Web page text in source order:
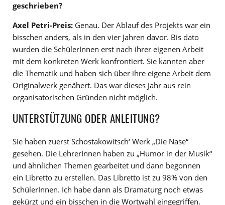
geschrieben?
Axel Petri-Preis: Genau. Der Ablauf des Projekts war ein
bisschen anders, als in den vier Jahren davor. Bis dato
wurden die SchülerInnen erst nach ihrer eigenen Arbeit
mit dem konkreten Werk konfrontiert. Sie kannten aber
die Thematik und haben sich über ihre eigene Arbeit dem
Originalwerk genähert. Das war dieses Jahr aus rein
organisatorischen Gründen nicht möglich.
UNTERSTÜTZUNG ODER ANLEITUNG?
Sie haben zuerst Schostakowitsch‘ Werk „Die Nase“
gesehen. Die LehrerInnen haben zu „Humor in der Musik“
und ähnlichen Themen gearbeitet und dann begonnen
ein Libretto zu erstellen. Das Libretto ist zu 98% von den
SchülerInnen. Ich habe dann als Dramaturg noch etwas
gekürzt und ein bisschen in die Wortwahl eingegriffen.